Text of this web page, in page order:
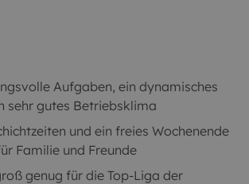
Aufgaben, ein dynamisches
sehr gutes Betriebsklima
und ein freies Wochenende
Familie und Freunde
genug für die Top-Liga der